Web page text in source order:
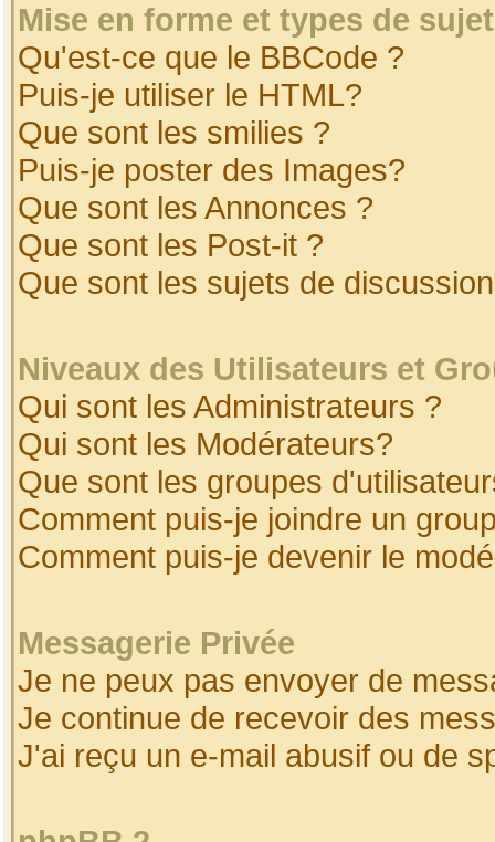
Mise en forme et types de
Qu'est-ce que le BBCode ?
Puis-je utiliser le HTML?
Que sont les smilies ?
Puis-je poster des Images?
Que sont les Annonces ?
Que sont les Post-it ?
Que sont les sujets de
Niveaux des Utilisateurs et
Qui sont les Administrateurs ?
Qui sont les Modérateurs?
Que sont les groupes
Comment puis-je joindre un
Comment puis-je devenir le
Messagerie Privée
Je ne peux pas envoyer de
Je continue de recevoir des
J'ai reçu un e-mail abusif ou de